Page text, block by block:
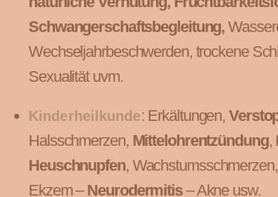
Schwangerschaftsbegleitung,
Wechseljahrbeschwerden, trockene
Sexualität uvm.
Kinderheilkunde: Erkältungen,
Halsschmerzen, Mittelohrentzündung,
Heuschnupfen, Wachstumsschmerzen,
Ekzem – Neurodermitis– Akne usw.